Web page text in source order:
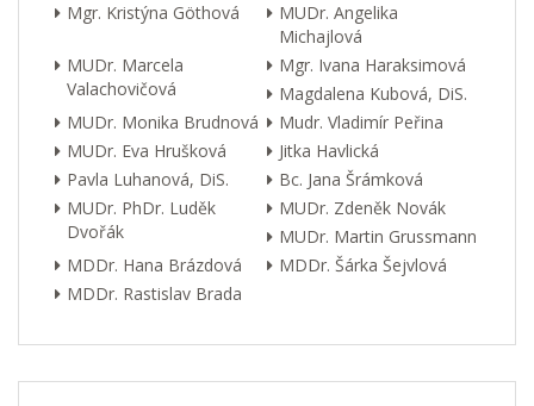
Mgr. Kristýna Göthová
MUDr. Angelika
Michajlová
MUDr. Marcela
Valachovičová
Mgr. Ivana Haraksimová
Magdalena Kubová, DiS.
MUDr. Monika Brudnová
Mudr. Vladimír Peřina
MUDr. Eva Hrušková
Jitka Havlická
Pavla Luhanová, DiS.
Bc. Jana Šrámková
MUDr. PhDr. Luděk
Dvořák
MUDr. Zdeněk Novák
MUDr. Martin Grussmann
MDDr. Hana Brázdová
MDDr. Šárka Šejvlová
MDDr. Rastislav Brada